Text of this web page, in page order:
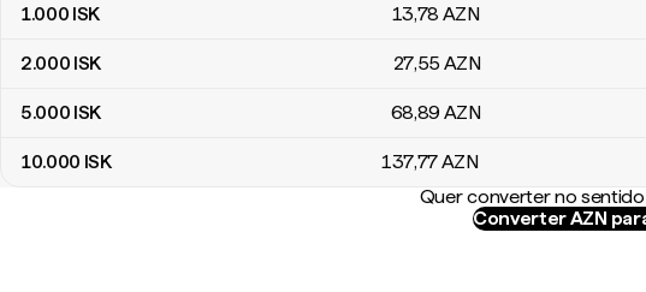
1.000 ISK 13,78 AZN
2.000 ISK 27,55 AZN
5.000 ISK 68,89 AZN
10.000 ISK 137,77AZN
Quer converter no
Converter AZN